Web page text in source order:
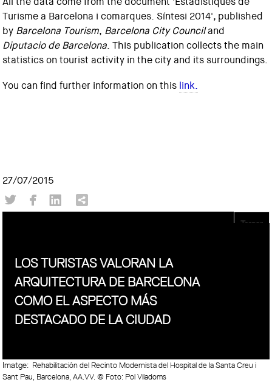
Turisme a Barcelona i comarques. Síntesi 2014', published
by Barcelona Tourism, Barcelona City Counciland
Diputacio de Barcelona. This publication collects the main
statistics on tourist activity in the city and its surroundings.
You can find further information on this link.
27/07/2015
Tornar
LOS TURISTAS VALORAN LA
ARQUITECTURA DE BARCELONA
COMO EL ASPECTO MÁS
DESTACADO DE LA CIUDAD
Imatge: Rehabilitación del Recinto Modernista del Hospital de la Santa Creu i
Sant Pau, Barcelona, AA.VV. © Foto: Pol Viladoms